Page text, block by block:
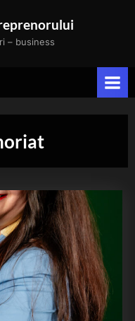
– business